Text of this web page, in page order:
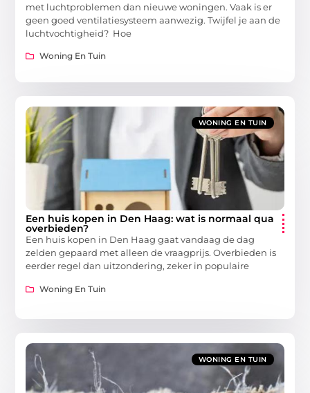
met luchtproblemen dan nieuwe woningen. Vaak is er
geen goed ventilatiesysteem aanwezig. Twijfel je aan de
luchtvochtigheid? Hoe
Woning En Tuin
WONING EN TUIN
Een huis kopen in Den Haag: wat is normaal qua
overbieden?
Een huis kopen in Den Haag gaat vandaag de dag
zelden gepaard met alleen de vraagprijs. Overbieden is
eerder regel dan uitzondering, zeker in populaire
Woning En Tuin
WONING EN TUIN